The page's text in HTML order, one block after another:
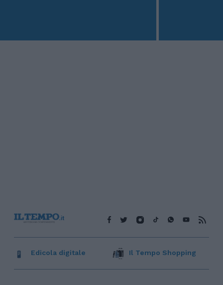
Edicola digitale Il Tempo Shopping